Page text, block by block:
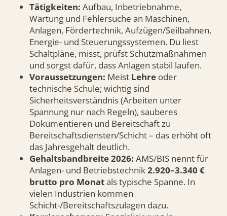
Tätigkeiten: Aufbau, Inbetriebnahme,
Wartung und Fehlersuche an Maschinen,
Anlagen, Fördertechnik, Aufzügen/Seilbahnen,
Energie- und Steuerungssystemen. Du liest
Schaltpläne, misst, prüfst Schutzmaßnahmen
und sorgst dafür, dass Anlagen stabil laufen.
Voraussetzungen: Meist Lehre oder
technische Schule; wichtig sind
Sicherheitsverständnis (Arbeiten unter
Spannung nur nach Regeln), sauberes
Dokumentieren und Bereitschaft zu
Bereitschaftsdiensten/Schicht – das erhöht oft
das Jahresgehalt deutlich.
Gehaltsbandbreite 2026: AMS/BIS nennt für
Anlagen- und Betriebstechnik2.920–3.340 €
brutto pro Monatals typische Spanne. In
vielen Industrien kommen
Schicht-/Bereitschaftszulagen dazu.